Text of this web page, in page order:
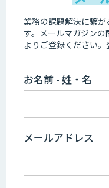
業務の課題解決に繋
す。 メールマガジン
よりご登録ください。
お名前 - 姓・名
メールアドレス